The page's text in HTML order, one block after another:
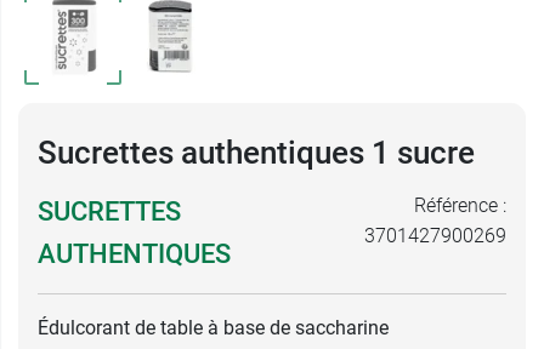
Sucrettes authentiques 1 sucre
SUCRETTES
AUTHENTIQUES
Référence :
3701427900269
Édulcorant de table à base de saccharine